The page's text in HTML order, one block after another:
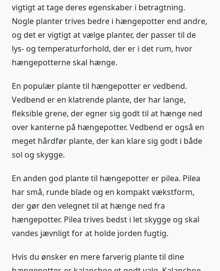
vigtigt at tage deres egenskaber i betragtning.
Nogle planter trives bedre i hængepotter end andre,
og det er vigtigt at vælge planter, der passer til de
lys- og temperaturforhold, der er i det rum, hvor
hængepotterne skal hænge.
En populær plante til hængepotter er vedbend.
Vedbend er en klatrende plante, der har lange,
fleksible grene, der egner sig godt til at hænge ned
over kanterne på hængepotter. Vedbend er også en
meget hårdfør plante, der kan klare sig godt i både
sol og skygge.
En anden god plante til hængepotter er pilea. Pilea
har små, runde blade og en kompakt vækstform,
der gør den velegnet til at hænge ned fra
hængepotter. Pilea trives bedst i let skygge og skal
vandes jævnligt for at holde jorden fugtig.
Hvis du ønsker en mere farverig plante til dine